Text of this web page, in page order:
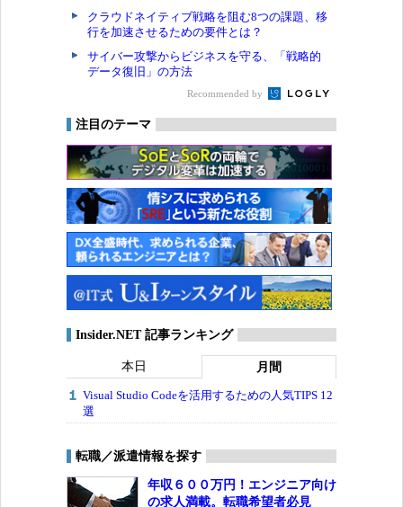
クラウドネイティブ戦略を阻む8つの課題、移
行を加速させるための要件とは？
サイバー攻撃からビジネスを守る、「戦略的
データ復旧」の方法
Recommended by
注目のテーマ
Insider.NET 記事ランキング
本日 月間
Visual Studio Codeを活用するための人気TIPS 12
選
転職／派遣情報を探す
年収６００万円！エンジニア向け
の求人満載。転職希望者必見